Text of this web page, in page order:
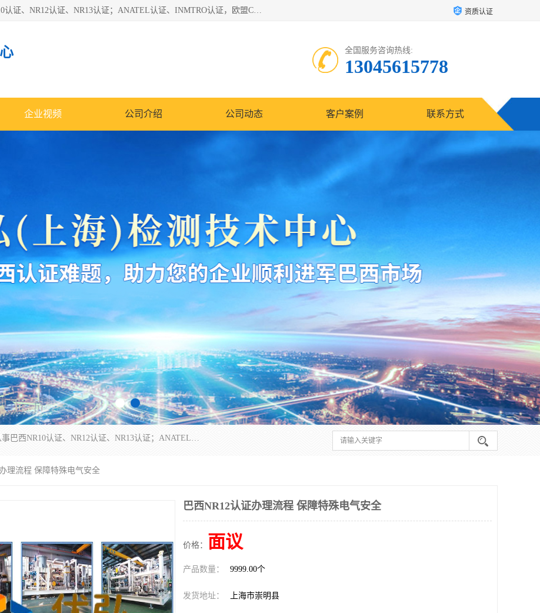
*是一家的测试、评估、检查与认机构，主要从事巴西NR10认证、NR12认证、NR13认证；ANATEL认证、INMTRO认证，欧盟CE认证：MD认证，PED认证，MID认证，ATEX认证，德国蓝色天使认证。 资质认证
全国服务咨询热线:
13045615778
企业视频 公司介绍 公司动态 客户案例 联系方式
*是一家的测试、评估、检查与认机构，主要从事巴西NR10认证、NR12认证、NR13认证；ANATEL认证、INMTRO认证，欧盟CE认证：MD认证，PED认证，MID认证，ATEX认证，德国蓝色天使认证。
理流程 保障特殊电气安全
巴西NR12认证办理流程 保障特殊电气安全
价格： 面议
产品数量： 9999.00个
发货地址： 上海市崇明县